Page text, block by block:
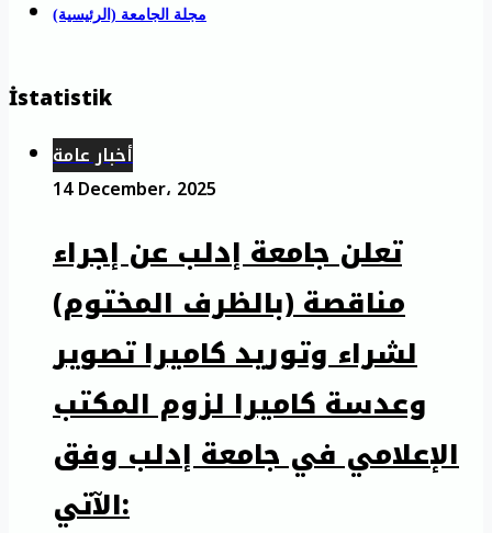
مجلة الجامعة (الرئيسية)
İstatistik
أخبار عامة
14 December، 2025
تعلن جامعة إدلب عن إجراء
مناقصة (بالظرف المختوم)
لشراء وتوريد كاميرا تصوير
وعدسة كاميرا لزوم المكتب
الإعلامي في جامعة إدلب وفق
الآتي: